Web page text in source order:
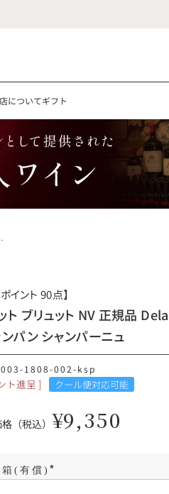
についてギフト
商店についてギフト
RP100点
イント 90点】
ト ブリュット NV 正規品
パン シャンパーニュ
1808-002-ksp
ト進呈 ] クール便対応可能
（税込） ¥9,350
箱(有償)
(